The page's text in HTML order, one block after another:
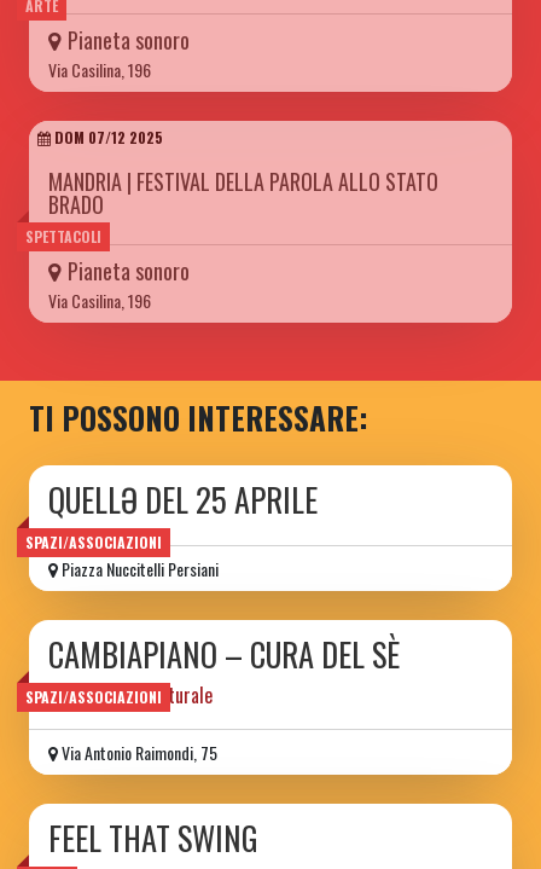
ARTE
Pianeta sonoro
Via Casilina, 196
SPETTACOLI
DOM 07/12 2025
MANDRIA | FESTIVAL DELLA PAROLA ALLO STATO
BRADO
Pianeta sonoro
Via Casilina, 196
TI POSSONO INTERESSARE:
SPAZI/ASSOCIAZIONI
QUELLƏ DEL 25 APRILE
Piazza Nuccitelli Persiani
SPAZI/ASSOCIAZIONI
CAMBIAPIANO – CURA DEL SÈ
associazione culturale
Via Antonio Raimondi, 75
FEEL THAT SWING